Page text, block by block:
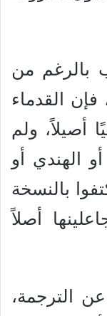
بالرغم من
فإن القدماء
أصيلاً، ولم
الهندي أو
بالنسخة
أصلاً
الترجمة،